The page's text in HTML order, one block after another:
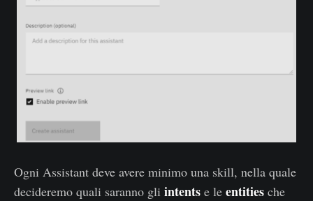
Ogni Assistant deve avere minimo una skill, nella quale
decideremo quali saranno gli intents e le entities che